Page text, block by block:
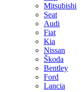
Mitsubishi
Seat
Audi
Fiat
Kia
Nissan
Škoda
Bentley
Ford
Lancia